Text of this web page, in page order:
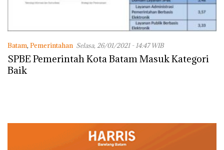
Batam, Pemerintahan Selasa, 26/01/2021 - 14:47 WIB
SPBE Pemerintah Kota Batam Masuk Kategori
Baik